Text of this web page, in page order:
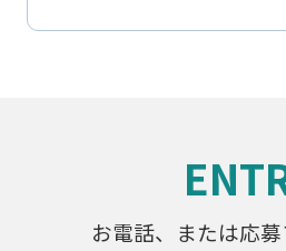
お電話、または応